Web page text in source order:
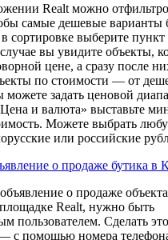
Realt можно
самые дешевые варианты
сортировке выберите пункт
вы увидите объекты,
цене, а сразу после
по стоимости — от
задать ценовой
и валюта» выставьте
Можете выбрать
или российские
о продаже бутика в
о продаже объекта
Realt, нужно быть
пользователем. Сделать
— с помощью номера